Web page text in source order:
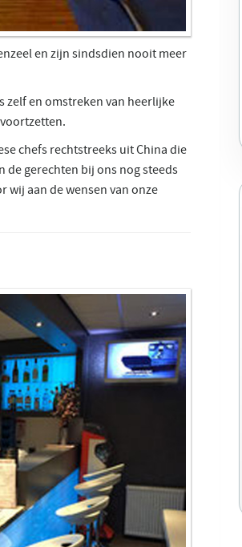
en zijn sindsdien nooit meer
zelf en omstreken van heerlijke
chefs rechtstreeks uit China die
de gerechten bij ons nog steeds
wij aan de wensen van onze